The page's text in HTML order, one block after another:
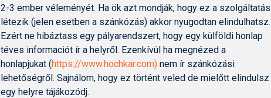
2-3 ember véleményét. Ha ök azt mondják, hogy ez a szolgáltatás
létezik (jelen esetben a szánkózás) akkor nyugodtan elindulhatsz.
Ezért ne hibáztass egy pályarendszert, hogy egy külföldi honlap
téves informaciót ír a helyről. Ezenkívül ha megnézed a
honlapjukat (https://www.hochkar.com) nem ír szánkózási
lehetőségről. Sajnálom, hogy ez történt veled de mielőtt elindulsz
egy helyre tájákozódj.